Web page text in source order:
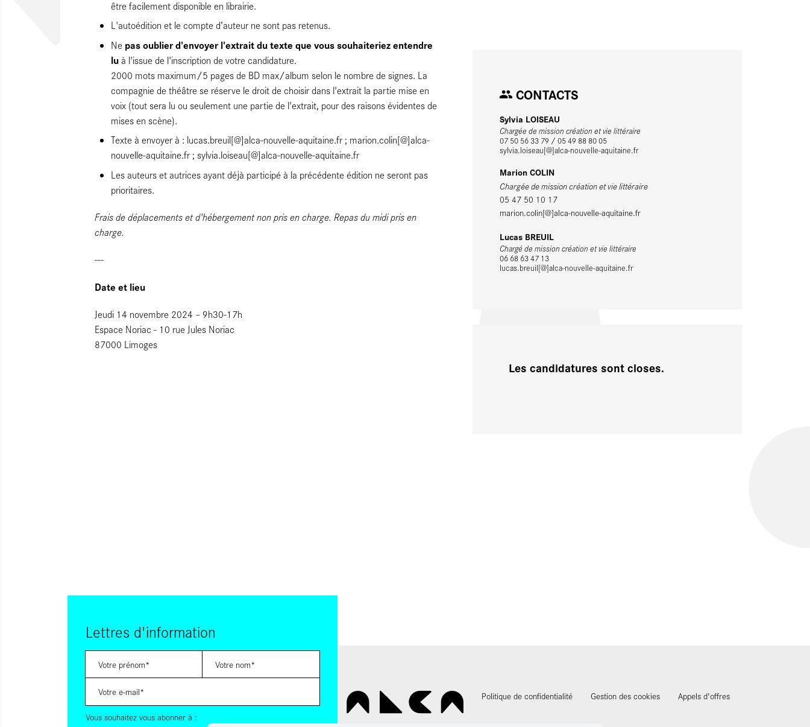
être facilement disponible en librairie.
L'autoédition et le compte d’auteur ne sont pas retenus.
Ne pas oublier d'envoyer l'extrait du texte que vous souhaiteriez entendre
luà l'issue de l'inscription de votre candidature.
2000 mots maximum/5 pages de BD max/album selon le nombre de signes. La
compagnie de théâtre se réserve le droit de choisir dans l'extrait la partie mise en
voix (tout sera lu ou seulement une partie de l'extrait, pour des raisons évidentes de
mises en scène).
Texte à envoyer à : lucas.breuil[@]alca-nouvelle-aquitaine.fr ; marion.colin[@]alca-
nouvelle-aquitaine.fr ; sylvia.loiseau[@]alca-nouvelle-aquitaine.fr
Les auteurs et autrices ayant déjà participé à la précédente édition ne seront pas
prioritaires.
Frais de déplacements et d'hébergement non pris en charge. Repas du midi pris en
charge.
---
Date et lieu
Jeudi 14 novembre 2024 – 9h30-17h
Espace Noriac - 10 rue Jules Noriac
87000 Limoges
CONTACTS
Sylvia LOISEAU
Chargée de mission création et vie littéraire
07 50 56 33 79 / 05 49 88 80 05
sylvia.loiseau[@]alca-nouvelle-aquitaine.fr
Marion COLIN
Chargée de mission création et vie littéraire
05 47 50 10 17
marion.colin[@]alca-nouvelle-aquitaine.fr
Lucas BREUIL
Chargé de mission création et vie littéraire
06 68 63 47 13
lucas.breuil[@]alca-nouvelle-aquitaine.fr
Les candidatures sont closes.
Lettres d'information
Vous souhaitez vous abonner à :
Politique de confidentialité Gestion des cookies Appels d'offres